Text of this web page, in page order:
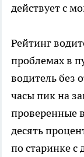
действует с
Рейтинг
проблемах в
водитель без
часы пик на
проверенные
десять
по старинке с